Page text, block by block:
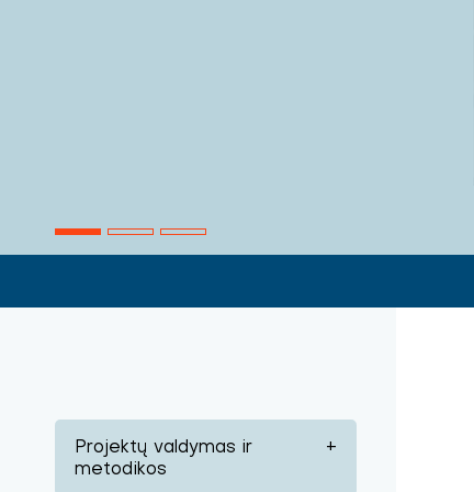
Projektų valdymas ir
metodikos
+